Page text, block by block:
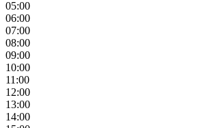
05:00
06:00
07:00
08:00
09:00
10:00
11:00
12:00
13:00
14:00